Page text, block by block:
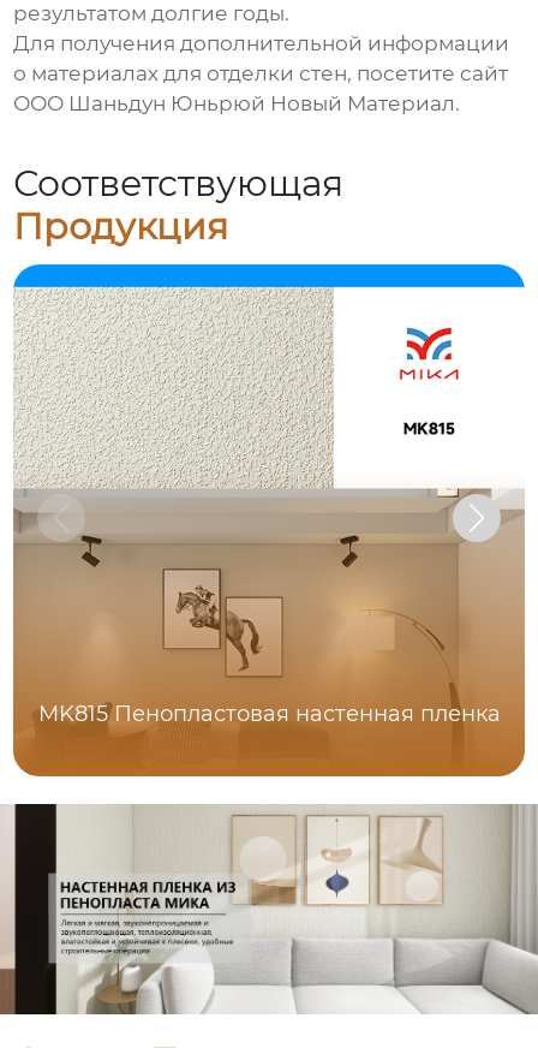
результатом долгие годы.
Для получения дополнительной информации
о материалах для отделки стен, посетите сайт
ООО Шаньдун Юньрюй Новый Материал.
Соответствующая
Продукция
MK815 Пенопластовая настенная пленка